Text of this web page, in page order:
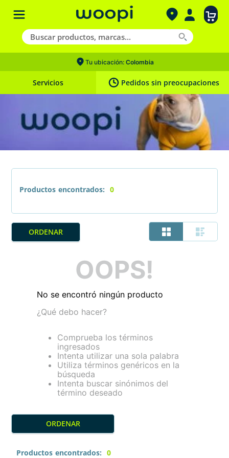
Tu ubicación: Colombia
Servicios Pedidos sin preocupaciones
0
Productos
OOPS!
No se encontró ningún producto
¿Qué debo hacer?
Comprueba los términos
ingresados
Intenta utilizar una sola palabra
Utiliza términos genéricos en la
búsqueda
Intenta buscar sinónimos del
término deseado
0
Productos